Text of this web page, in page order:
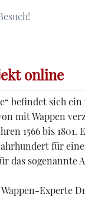
online
befindet sich
mit Wappen
1566 bis
für
das
Experte